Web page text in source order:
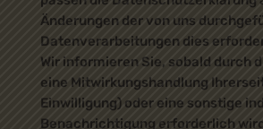
Änderungen der von uns
Datenverarbeitungen dies
Wir informieren Sie, sobald durch
eine Mitwirkungshandlung
Einwilligung) oder eine sonstige
Benachrichtigung erforderlich